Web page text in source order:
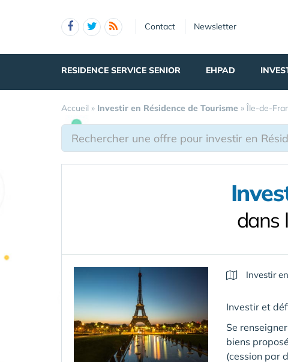
Contact Newsletter
RESIDENCE SERVICE SENIOR EHPAD
Accueil » Investir en Résidence de Tourisme » Île-de-
dans
Investir
Investir et
Se
biens
(cession par